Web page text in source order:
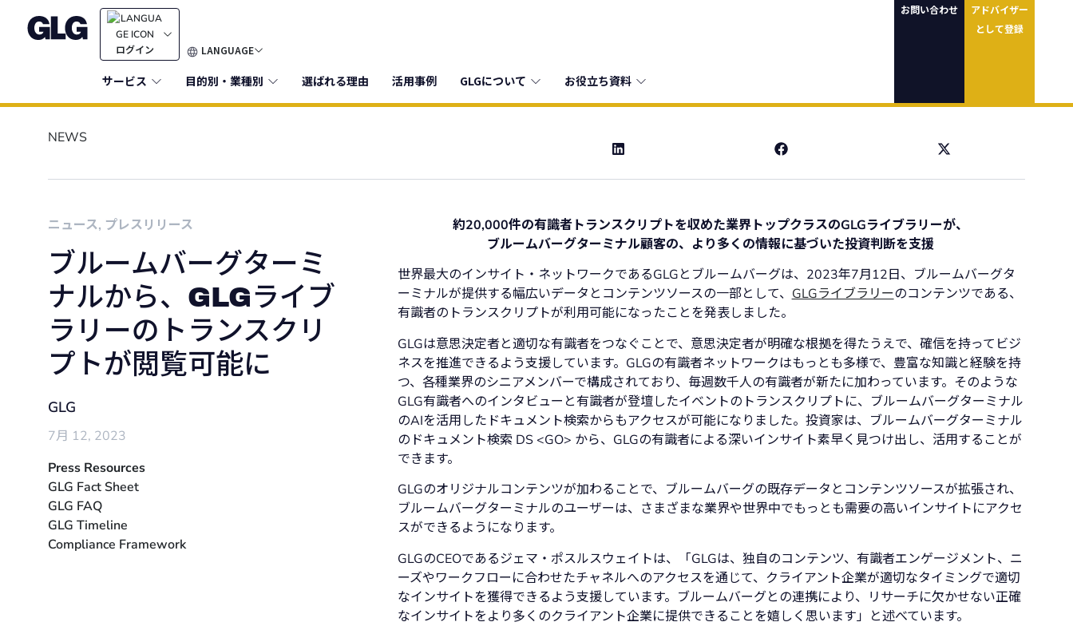
ログイン LANGUAGE
サービス 目的別・業種別 選ばれる理由 活用事例 GLGについて お役立ち資料
お問い合わせ
アドバイザー
として登録
NEWS
ニュース, プレスリリース
ブルームバーグターミ
ナルから、GLGライブ
ラリーのトランスクリ
プトが閲覧可能に
GLG
7月 12, 2023
Press Resources
GLG Fact Sheet
GLG FAQ
GLG Timeline
Compliance Framework
約20,000件の有識者トランスクリプトを収めた業界トップクラスのGLGライブラリーが、
ブルームバーグターミナル顧客の、より多くの情報に基づいた投資判断を支援
世界最大のインサイト・ネットワークであるGLGとブルームバーグは、2023年7月12日、ブルームバーグタ
ーミナルが提供する幅広いデータとコンテンツソースの一部として、 GLGライブラリーのコンテンツである、
有識者のトランスクリプトが利用可能になったことを発表しました。
GLGは意思決定者と適切な有識者をつなぐことで、意思決定者が明確な根拠を得たうえで、確信を持ってビジ
ネスを推進できるよう支援しています。GLGの有識者ネットワークはもっとも多様で、豊富な知識と経験を持
つ、各種業界のシニアメンバーで構成されており、毎週数千人の有識者が新たに加わっています。そのような
GLG有識者へのインタビューと有識者が登壇したイベントのトランスクリプトに、ブルームバーグターミナル
のAIを活用したドキュメント検索からもアクセスが可能になりました。投資家は、ブルームバーグターミナル
のドキュメント検索 DS <GO> から、GLGの有識者による深いインサイト素早く見つけ出し、活用することが
できます。
GLGのオリジナルコンテンツが加わることで、ブルームバーグの既存データとコンテンツソースが拡張され、
ブルームバーグターミナルのユーザーは、さまざまな業界や世界中でもっとも需要の高いインサイトにアクセ
スができるようになります。
GLGのCEOであるジェマ・ポスルスウェイトは、「GLGは、独自のコンテンツ、有識者エンゲージメント、ニ
ーズやワークフローに合わせたチャネルへのアクセスを通じて、クライアント企業が適切なタイミングで適切
なインサイトを獲得できるよう支援しています。ブルームバーグとの連携により、リサーチに欠かせない正確
なインサイトをより多くのクライアント企業に提供できることを嬉しく思います」と述べています。